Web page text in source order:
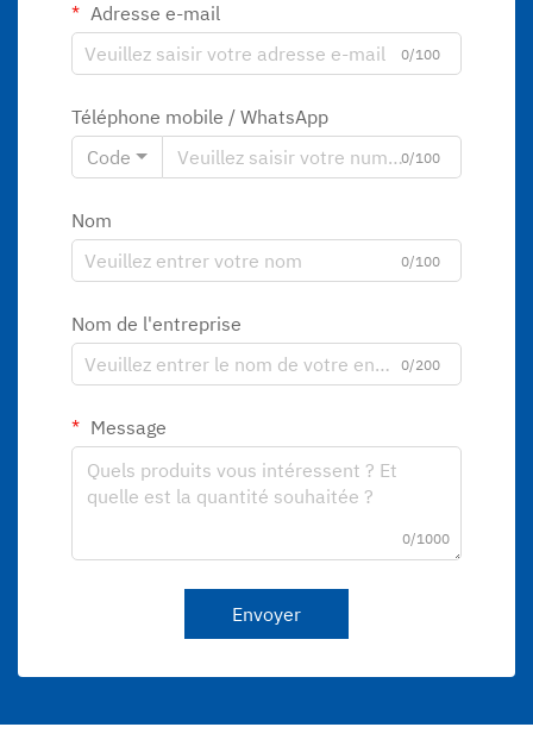
Adresse e-mail
0/100
Téléphone mobile / WhatsApp
Code
0/100
Nom
0/100
Nom de l'entreprise
0/200
Message
0/1000
Envoyer